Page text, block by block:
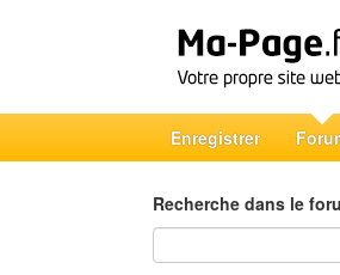
Enregistrer
Recherche dans le
Recherche dans le forum